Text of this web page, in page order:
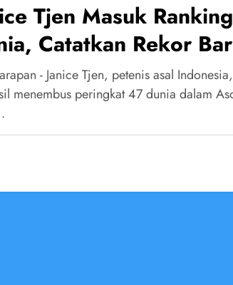
Tjen Masuk
Catatkan Rekor
Tenis Indonesia
- Janice Tjen, petenis asal Indonesia,
menembus peringkat 47 dunia dalam